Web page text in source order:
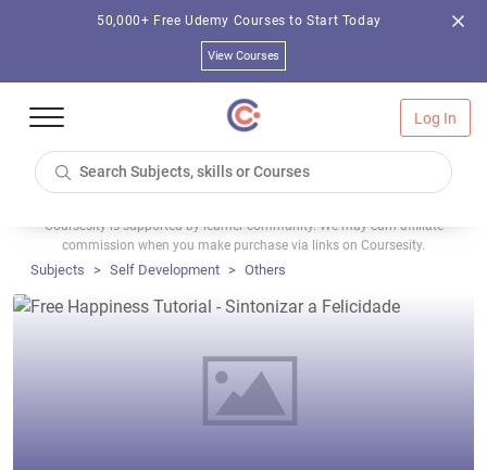
50,000+ Free Udemy Courses to Start Today
View Courses
Log In
Coursesity is supported by learner community. We may earn affiliate
commission when you make purchase via links on Coursesity.
Subjects Self Development Others